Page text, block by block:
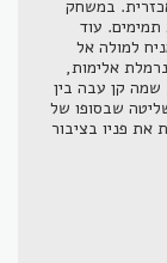
במשחק
עוד
למולה אל
אלימות,
שמה קן עבה בין
שבסופו של
את פניו בציבור